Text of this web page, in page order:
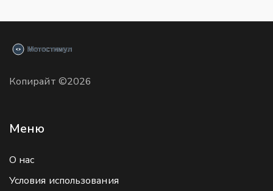
Копирайт ©2026
Меню
О нас
Условия использования